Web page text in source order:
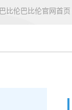
巴比伦巴比伦官网首页